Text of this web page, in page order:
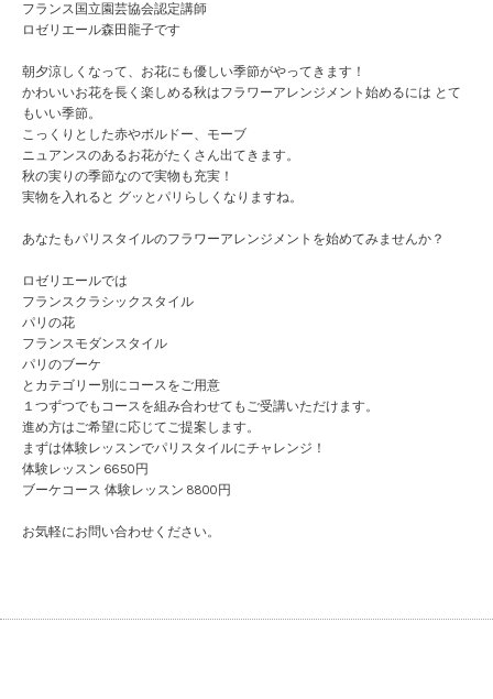
フランス国立園芸協会認定講師
ロゼリエール森田龍子です
朝夕涼しくなって、お花にも優しい季節がやってきます！
かわいいお花を長く楽しめる秋はフラワーアレンジメント始めるには とて
もいい季節。
こっくりとした赤やボルドー、モーブ
ニュアンスのあるお花がたくさん出てきます。
秋の実りの季節なので実物も充実！
実物を入れると グッとパリらしくなりますね。
あなたもパリスタイルのフラワーアレンジメントを始めてみませんか？
ロゼリエールでは
フランスクラシックスタイル
パリの花
フランスモダンスタイル
パリのブーケ
とカテゴリー別にコースをご用意
１つずつでもコースを組み合わせてもご受講いただけます。
進め方はご希望に応じてご提案します。
まずは体験レッスンでパリスタイルにチャレンジ！
体験レッスン 6650円
ブーケコース 体験レッスン 8800円
お気軽にお問い合わせください。